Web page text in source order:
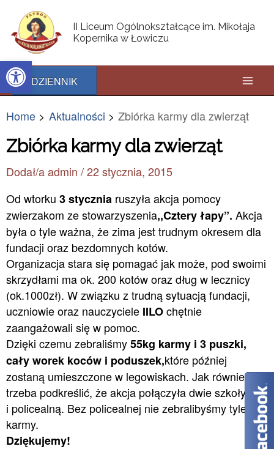
Open toolbar
content
II Liceum Ogólnokształcące im. Mikołaja
Kopernika w Łowiczu
DZIENNIK
Home Aktualności Zbiórka karmy dla zwierząt
Zbiórka karmy dla zwierząt
Dodał/a admin /22 stycznia, 2015
Od wtorku 3 stycznia ruszyła akcja pomocy
zwierzakom ze stowarzyszenia,,Cztery łapy”. Akcja
była o tyle ważna, że zima jest trudnym okresem dla
fundacji oraz bezdomnych kotów.
Organizacja stara się pomagać jak może, pod swoimi
skrzydłami ma ok. 200 kotów oraz dług w lecznicy
(ok.1000zł). W związku z trudną sytuacją fundacji,
uczniowie oraz nauczycieleIILOchętnie
zaangażowali się w pomoc.
Dzięki czemu zebraliśmy55kg karmy i 3 puszki,
cały worek koców i poduszek,które później
zostaną umieszczone w legowiskach. Jak również
trzeba podkreślić, że akcja połączyła dwie szkoły 2Lo
i policealną. Bez policealnej nie zebralibyśmy tyle
karmy.
Dziękujemy!
navigation